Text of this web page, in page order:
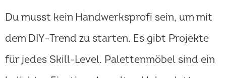
Du musst kein Handwerksprofi sein, um mit
dem DIY-Trend zu starten. Es gibt Projekte
für jedes Skill-Level. Palettenmöbel sind ein